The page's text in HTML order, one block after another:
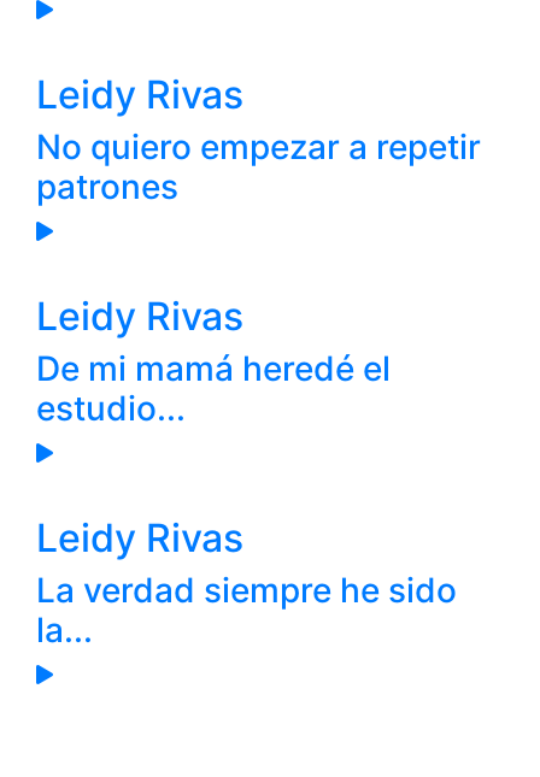
Leidy Rivas
No quiero empezar a repetir
patrones
Leidy Rivas
De mi mamá heredé el
estudio...
Leidy Rivas
La verdad siempre he sido
la...